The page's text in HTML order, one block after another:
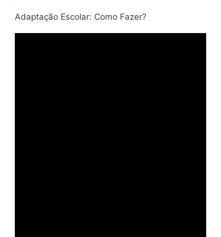
Adaptação Escolar: Como Fazer?